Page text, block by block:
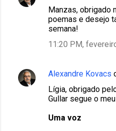
Manzas, obrigado
poemas e desejo
semana!
11:20 PM,
Alexandre Kovacs
Lígia, obrigado
Gullar segue o
Uma voz